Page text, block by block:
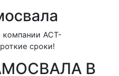
компании АСТ-
сроки!
В